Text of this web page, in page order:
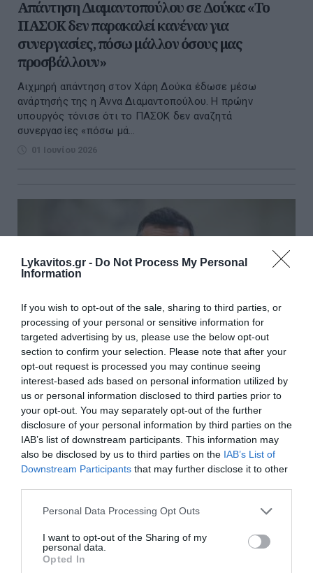
Lykavitos.gr - Do Not Process My Personal
Information
If you wish to opt-out of the sale, sharing to third parties, or
processing of your personal or sensitive information for
targeted advertising by us, please use the below opt-out
section to confirm your selection. Please note that after your
opt-out request is processed you may continue seeing
interest-based ads based on personal information utilized by
us or personal information disclosed to third parties prior to
your opt-out. You may separately opt-out of the further
disclosure of your personal information by third parties on the
IAB’s list of downstream participants. This information may
also be disclosed by us to third parties on the IAB’s List of
Downstream Participants that may further disclose it to other
Please note that this website/app uses one or more Google
not limited to your visit or usage behaviour. You may click to
grant or deny consent to Google and its third-party tags to
use your data for below specified purposes in below Google
Personal Data Processing Opt Outs
I want to opt-out of the Sharing of my
personal data.
Opted In
Απάντηση Διαμαντοπούλου σε Δούκα: «Το
ΠΑΣΟΚ δεν παρακαλεί κανέναν για
συνεργασίες, πόσω μάλλον όσους μας
προσβάλλουν»
Αιχμηρή απάντηση στον Χάρη Δούκα έδωσε μέσω
ανάρτησής της η Άννα Διαμαντοπούλου. Η πρώην
υπουργός τόνισε ότι το ΠΑΣΟΚ δεν αναζητά
συνεργασίες «πόσω μά...
01 Ιουνίου 2026
Ο Χάρης Δούκας προτείνει εκλογική
συνεργασία ΠΑΣΟΚ - Τσίπρα και αφήνει
ανοιχτό το θέμα αρχηγού
Σύμπραξη ΠΑΣΟΚ και ΕΛ.Α.Σ σε δεύτερες Εκλογές
προτείνει ο Χάρης Δούκας. Ο δήμαρχος Αθηναίων έφερε
ως παράδειγμα την περίπτωση των επαναληπτικών
01 Ιουνίου 2026